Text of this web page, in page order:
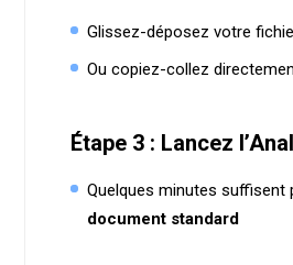
Glissez-déposez votre
Ou copiez-collez
Étape 3 : Lancez
Quelques minutes suffisent
document standard